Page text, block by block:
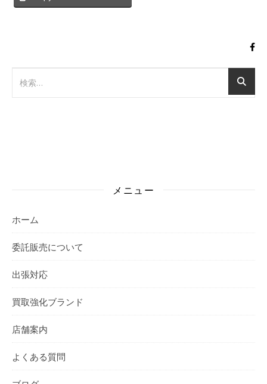
メニュー
ホーム
委託販売について
出張対応
買取強化ブランド
店舗案内
よくある質問